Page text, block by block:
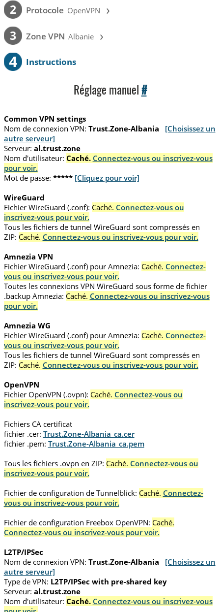
2 Protocole OpenVPN ›
3 Zone VPN Albanie ›
4 Instructions
Réglage manuel #
Common VPN settings
Nom de connexion VPN: Trust.Zone-Albania
[Choisissez un
autre serveur]
Serveur: al.trust.zone
Nom d'utilisateur: Caché. Connectez-vous ou inscrivez-vous
pour voir.
Mot de passe: ***** [Cliquez pour voir]
WireGuard
Fichier WireGuard (.conf): Caché. Connectez-vous ou
inscrivez-vous pour voir.
Tous les fichiers de tunnel WireGuard sont compressés en
ZIP: Caché. Connectez-vous ou inscrivez-vous pour voir.
Amnezia VPN
Fichier WireGuard (.conf) pour Amnezia: Caché. Connectez-
vous ou inscrivez-vous pour voir.
Toutes les connexions VPN WireGuard sous forme de fichier
.backup Amnezia: Caché. Connectez-vous ou inscrivez-vous
pour voir.
Amnezia WG
Fichier WireGuard (.conf) pour Amnezia: Caché. Connectez-
vous ou inscrivez-vous pour voir.
Tous les fichiers de tunnel WireGuard sont compressés en
ZIP: Caché. Connectez-vous ou inscrivez-vous pour voir.
OpenVPN
Fichier OpenVPN (.ovpn): Caché. Connectez-vous ou
inscrivez-vous pour voir.
Fichiers CA certificat
fichier .cer: Trust.Zone-Albania_ca.cer
fichier .pem: Trust.Zone-Albania_ca.pem
Tous les fichiers .ovpn en ZIP: Caché. Connectez-vous ou
inscrivez-vous pour voir.
Fichier de configuration de Tunnelblick: Caché. Connectez-
vous ou inscrivez-vous pour voir.
Fichier de configuration Freebox OpenVPN: Caché.
Connectez-vous ou inscrivez-vous pour voir.
L2TP/IPSec
Nom de connexion VPN: Trust.Zone-Albania
[Choisissez un
autre serveur]
Type de VPN: L2TP/IPSec with pre-shared key
Serveur: al.trust.zone
Nom d'utilisateur: Caché. Connectez-vous ou inscrivez-vous